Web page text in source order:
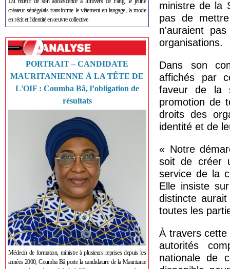
créateur sénégalais transforme le vêtement en langage, la mode
en récit et l'identité en œuvre collective.
PORTRAIT – CANDIDATE
MAURITANIENNE À LA TÊTE DE
L'OIF : Coumba Bâ, l’obligation de
résultats
Médecin de formation, ministre à plusieurs reprises depuis les
années 2000, Coumba Bâ porte la candidature de la Mauritanie
ministre de la
pas de
n'auraient
organisations.
Dans son
affichés par
faveur de la
promotion de
droits des
identité et de
« Notre
soit de créer
service de la
Elle insiste
distincte
toutes les
À travers cette
autorités
nationale de